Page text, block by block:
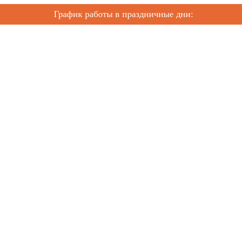
График работы в праздничные дни: